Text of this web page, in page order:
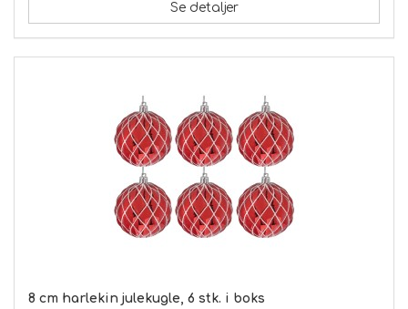
Se detaljer
8 cm harlekin julekugle, 6 stk. i boks